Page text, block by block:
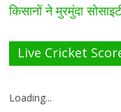
किसानों ने मुरमुंदा
Live Cricket
Loading...